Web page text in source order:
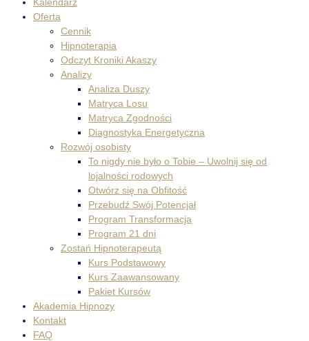
Oferta
Cennik
Hipnoterapia
Odczyt Kroniki Akaszy
Analizy
Analiza Duszy
Matryca Losu
Matryca Zgodności
Diagnostyka Energetyczna
Rozwój osobisty
To nigdy nie było o Tobie – Uwolnij się od
lojalności rodowych
Otwórz się na Obfitość
Przebudź Swój Potencjał
Program Transformacja
Program 21 dni
Zostań Hipnoterapeutą
Kurs Podstawowy
Kurs Zaawansowany
Pakiet Kursów
Akademia Hipnozy
Kontakt
FAQ